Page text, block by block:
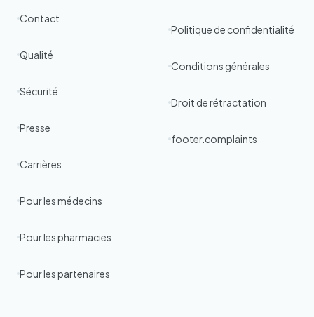
Contact
Qualité
Sécurité
Presse
Carrières
Pour les médecins
Pour les pharmacies
Pour les partenaires
Politique de confidentialité
Conditions générales
Droit de rétractation
footer.complaints